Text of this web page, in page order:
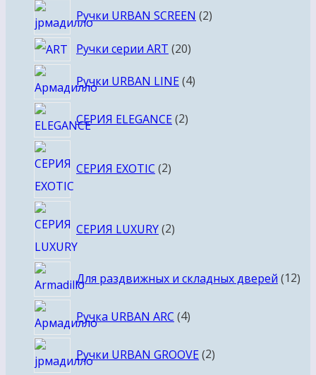
Ручки URBAN SCREEN 22
Ручки серии ART 2020
Ручки URBAN LINE 44
СЕРИЯ ELEGANCE 22
СЕРИЯ EXOTIC 2товара
СЕРИЯ LUXURY 2товара
Для раздвижных и складных дверей 1212
Ручка URBAN ARC 44
Ручки URBAN GROOVE 22